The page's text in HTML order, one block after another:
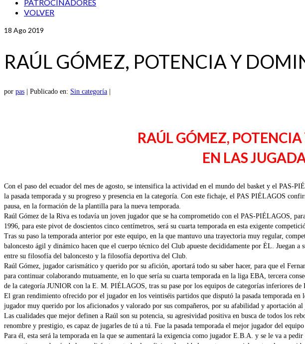
PATROCINADORES
VOLVER
18 Ago 2019
RAÚL GÓMEZ, POTENCIA Y
por pas Publicado en: Sin categoría
RAÚL GÓMEZ,
EN LAS
Con el paso del ecuador del mes de agosto, se intensifica la actividad en el mundo del basket y el PAS-
la pasada temporada y su progreso y presencia en la categoría. Con este fichaje, el PAS PIÉLAGOS
pausa, en la formación de la plantilla para la nueva temporada.
Raúl Gómez de la Riva es todavía un joven jugador que se ha comprometido con el PAS-PIÉLAGOS,
1996, para este pivot de doscientos cinco centímetros, será su cuarta temporada en esta exigente
Tras su paso la temporada anterior por este equipo, en la que mantuvo una trayectoria muy regular,
baloncesto ágil y dinámico hacen que el cuerpo técnico del Club apueste decididamente por ÈL. Juegan
entre su filosofía del baloncesto y la filosofía deportiva del Club.
Raúl Gómez, jugador carismático y querido por su afición, aportará todo su saber hacer, para que el
para continuar colaborando mutuamente, en lo que sería su cuarta temporada en la liga EBA, tercera
de la categoría JUNIOR con la E. M. PIÉLAGOS, tras su pase por los equipos de categorías inferiores de
El gran rendimiento ofrecido por el jugador en los veintiséis partidos que disputó la pasada temporada
jugador muy querido por los aficionados y valorado por sus compañeros, por su afabilidad y aportación
Las cualidades que mejor definen a Raúl son su potencia, su agresividad positiva en busca de todos los
renombre y prestigio, es capaz de jugarles de tú a tú. Fue la pasada temporada el mejor jugador del
Para él, esta será la temporada en la que se aumentará la exigencia como jugador E.B.A. y se le va a